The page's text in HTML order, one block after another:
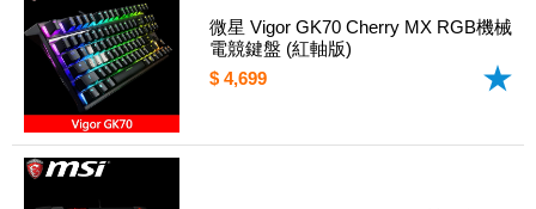
微星 Vigor GK70 Cherry MX RGB機械
電競鍵盤 (紅軸版)
$ 4,699